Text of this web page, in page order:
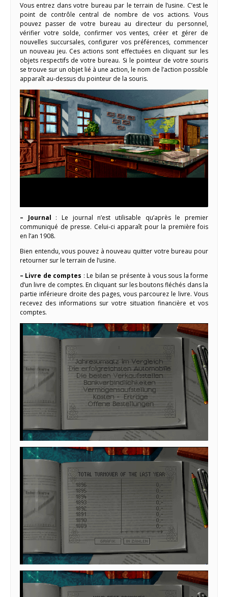
Vous entrez dans votre bureau par le terrain de l’usine. C’est le
point de contrôle central de nombre de vos actions. Vous
pouvez passer de votre bureau au directeur du personnel,
vérifier votre solde, confirmer vos ventes, créer et gérer de
nouvelles succursales, configurer vos préférences, commencer
un nouveau jeu. Ces actions sont effectuées en cliquant sur les
objets respectifs de votre bureau. Si le pointeur de votre souris
se trouve sur un objet lié à une action, le nom de l’action possible
apparaît au-dessus du pointeur de la souris.
– Journal : Le journal n’est utilisable qu’après le premier
communiqué de presse. Celui-ci apparaît pour la première fois
en l’an 1908.
Bien entendu, vous pouvez à nouveau quitter votre bureau pour
retourner sur le terrain de l’usine.
– Livre de comptes : Le bilan se présente à vous sous la forme
d’un livre de comptes. En cliquant sur les boutons fléchés dans la
partie inférieure droite des pages, vous parcourez le livre. Vous
recevez des informations sur votre situation financière et vos
comptes.